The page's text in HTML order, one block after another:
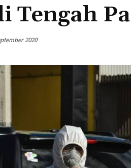
Tengah
2020